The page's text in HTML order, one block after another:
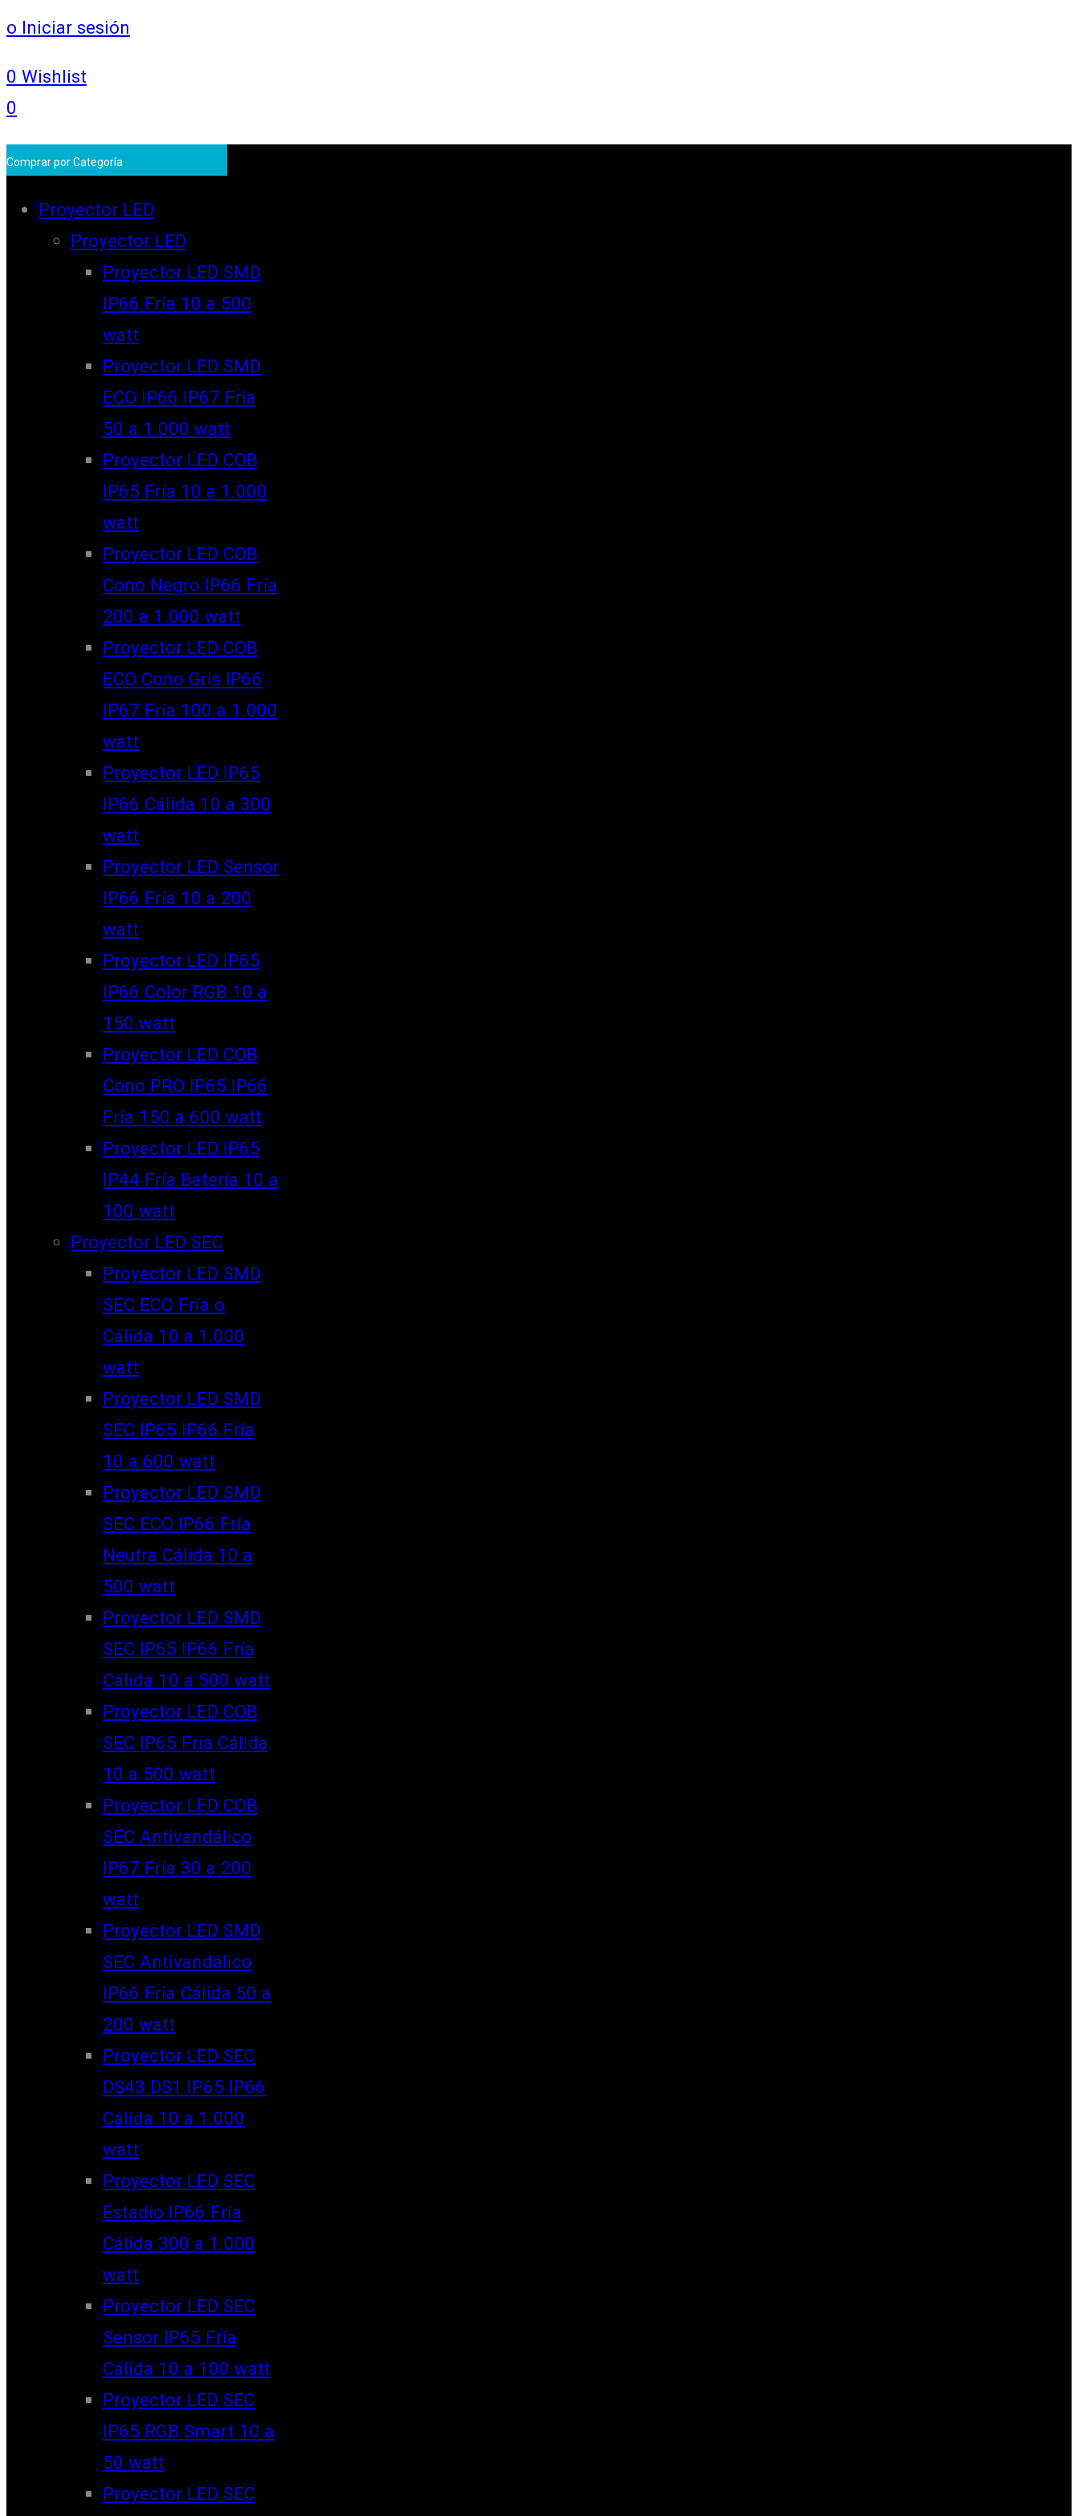
o Iniciar sesión
0 Wishlist
0
Comprar por Categoría
Proyector LED
Proyector LED
Proyector LED SMD
IP66 Fría 10 a 500
watt
Proyector LED SMD
ECO IP66 IP67 Fría
50 a 1.000 watt
Proyector LED COB
IP65 Fría 10 a 1.000
watt
Proyector LED COB
Cono Negro IP66 Fría
200 a 1.000 watt
Proyector LED COB
ECO Cono Gris IP66
IP67 Fría 100 a 1.000
watt
Proyector LED IP65
IP66 Cálida 10 a 300
watt
Proyector LED Sensor
IP66 Fría 10 a 200
watt
Proyector LED IP65
IP66 Color RGB 10 a
150 watt
Proyector LED COB
Cono PRO IP65 IP66
Fría 150 a 600 watt
Proyector LED IP65
IP44 Fría Batería 10 a
100 watt
Proyector LED SEC
Proyector LED SMD
SEC ECO Fría o
Cálida 10 a 1.000
watt
Proyector LED SMD
SEC IP65 IP66 Fría
10 a 600 watt
Proyector LED SMD
SEC ECO IP66 Fría
Neutra Cálida 10 a
500 watt
Proyector LED SMD
SEC IP65 IP66 Fría
Cálida 10 a 500 watt
Proyector LED COB
SEC IP65 Fría Cálida
10 a 500 watt
Proyector LED COB
SEC Antivandálico
IP67 Fría 30 a 200
watt
Proyector LED SMD
SEC Antivandálico
IP66 Fría Cálida 50 a
200 watt
Proyector LED SEC
DS43 DS1 IP65 IP66
Cálida 10 a 1.000
watt
Proyector LED SEC
Estadio IP66 Fría
Cálida 300 a 1.000
watt
Proyector LED SEC
Sensor IP65 Fría
Cálida 10 a 100 watt
Proyector LED SEC
IP65 RGB Smart 10 a
50 watt
Proyector LED SEC